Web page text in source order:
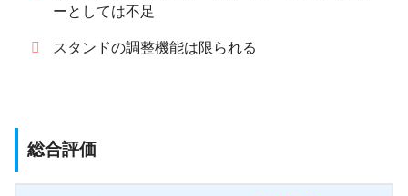
ーとしては不足
スタンドの調整機能は限られる
総合評価